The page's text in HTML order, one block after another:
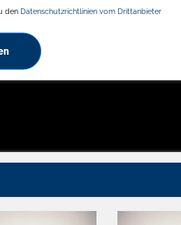
den Datenschutzrichtlinien vom Drittanbieter